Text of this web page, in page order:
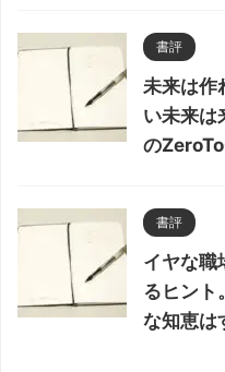
書評
未来は作
い未来は
の
書評
イヤな職
るヒント
な知恵は